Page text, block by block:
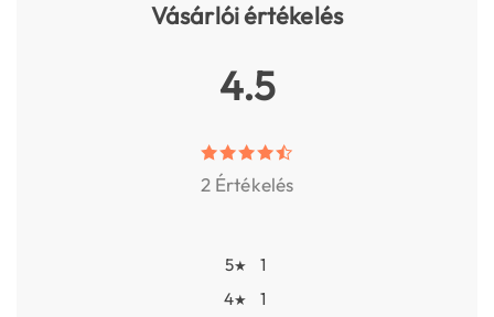
Vásárlói értékelés
4.5
2 Értékelés
5★
1
4★
1